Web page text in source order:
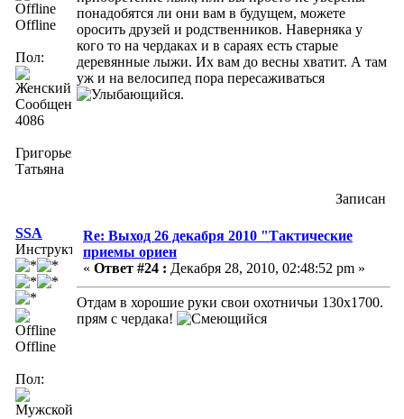
Offline
Пол:
Сообщений:
4086
Григорьева
Татьяна
понадобятся ли они вам в будущем, можете
оросить друзей и родственников. Наверняка у
кого то на чердаках и в сараях есть старые
деревянные лыжи. Их вам до весны хватит. А там
уж и на велосипед пора пересаживаться
.
Записан
SSA
Инструктор
Offline
Пол:
Re: Выход 26 декабря 2010 "Тактические
приемы ориен
« Ответ #24 : Декабря 28, 2010, 02:48:52 pm »
Отдам в хорошие руки свои охотничьи 130х1700.
прям с чердака!